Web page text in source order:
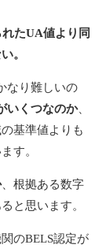
たUA値より同
。
なり難しいの
いくつなのか、
基準値よりも
す。
、根拠ある数字
と思います。
のBELS認定が